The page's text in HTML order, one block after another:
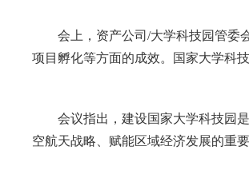
会上，资产公司/大学科技园管委
项目孵化等方面的成效。国家大学科
会议指出，建设国家大学科技园
空航天战略、赋能区域经济发展的重